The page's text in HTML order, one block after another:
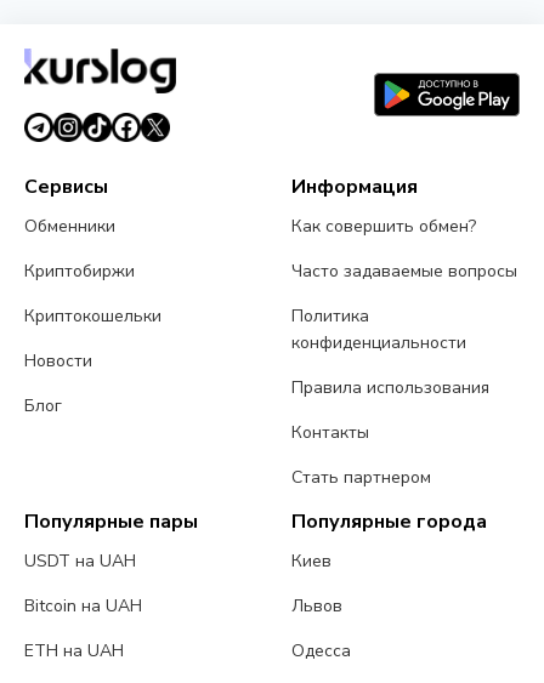
3 августа 2026 г.4 мин чтения
Сервисы
Обменники
Криптобиржи
Криптокошельки
Новости
Блог
Информация
Как совершить обмен?
Часто задаваемые вопросы
Политика
конфиденциальности
Правила использования
Контакты
Стать партнером
Популярные пары
USDT на UAH
Bitcoin на UAH
ETH на UAH
Популярные города
Киев
Львов
Одесса